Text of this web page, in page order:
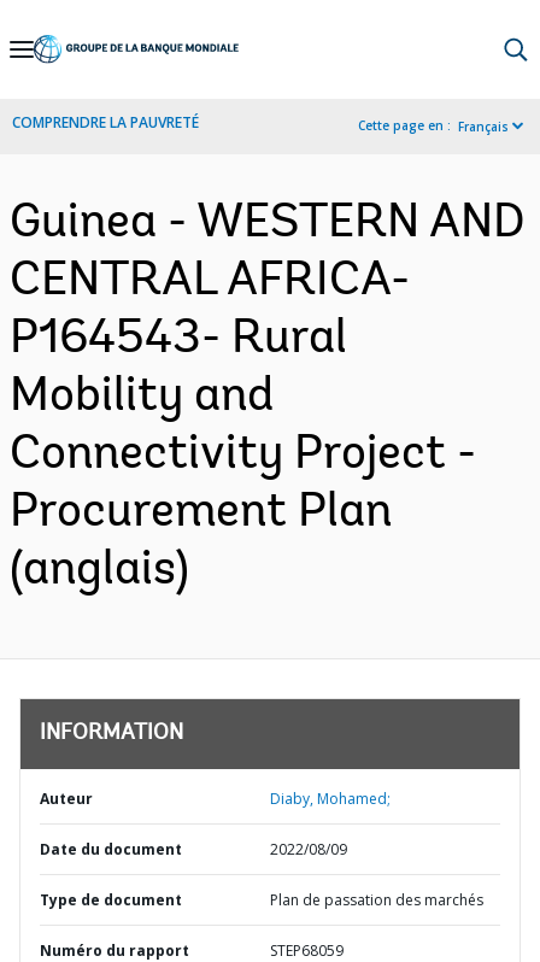
Skip
Navigation
COMPRENDRE LA PAUVRETÉ Cette page en : Français
Guinea - WESTERN AND
CENTRAL AFRICA-
P164543- Rural
Mobility and
Connectivity Project -
Procurement Plan
(anglais)
INFORMATION
Auteur Diaby, Mohamed;
Date du document 2022/08/09
Type de document Plan de passation des marchés
Numéro du rapport STEP68059